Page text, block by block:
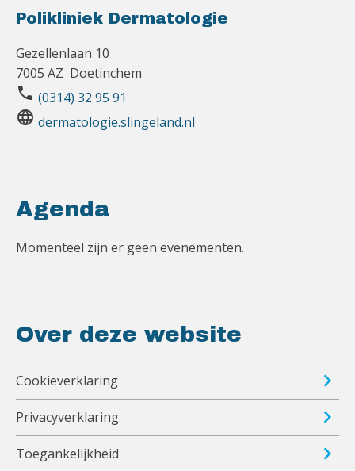
Polikliniek Dermatologie
Gezellenlaan 10
7005 AZ Doetinchem
phone (0314) 32 95 91
language dermatologie.slingeland.nl
Agenda
Momenteel zijn er geen evenementen.
Over deze website
Cookieverklaring
Privacyverklaring
Toegankelijkheid